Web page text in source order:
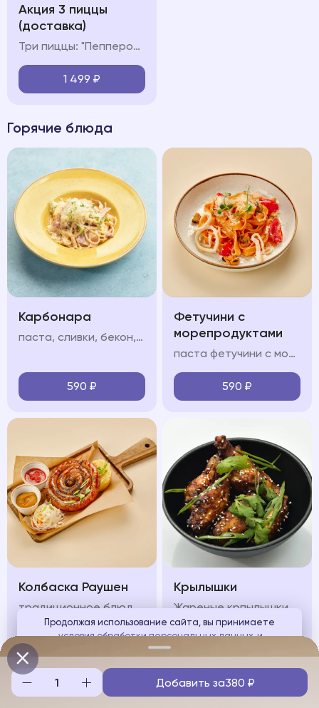
Акция 3 пиццы
(доставка)
Три пиццы: "Пепперони", "Карбонара" и "Ветчина-Грибы"
1 499 ₽
Горячие блюда
Карбонара
паста, сливки, бекон, яйцо, пармезан
590 ₽
Фетучини с
морепродуктами
паста фетучини с морепродуктами в сливочно-томатном соусе с кальмарами, мидиями и креветками
590 ₽
Колбаска Раушен
650₽
Крылышки
580₽
Продолжая использование сайта, вы принимаете
условия обработки персональных данныхи
соглашаетесь с использованием аналитических файлов
Понятно
Добавить за380 ₽